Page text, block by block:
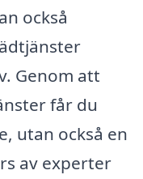
också
Genom att
får du
utan också en
av experter